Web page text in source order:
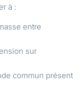
à :
entre
sur
commun présent